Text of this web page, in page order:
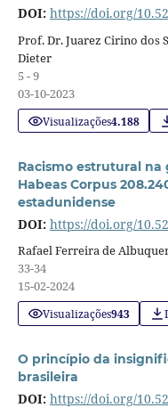
DOI: https://doi.org/
Prof. Dr. Juarez Cirino dos
Dieter
5 - 9
03-10-2023
Visualizações4.188
Racismo estrutural na
Habeas Corpus
estadunidense
DOI: https://doi.org/
Rafael Ferreira de
33-34
15-02-2024
Visualizações943
O princípio da
brasileira
DOI: https://doi.org/